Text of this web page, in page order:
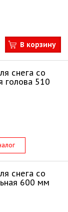
В корзину
снега со
голова 510
снега со
600 мм